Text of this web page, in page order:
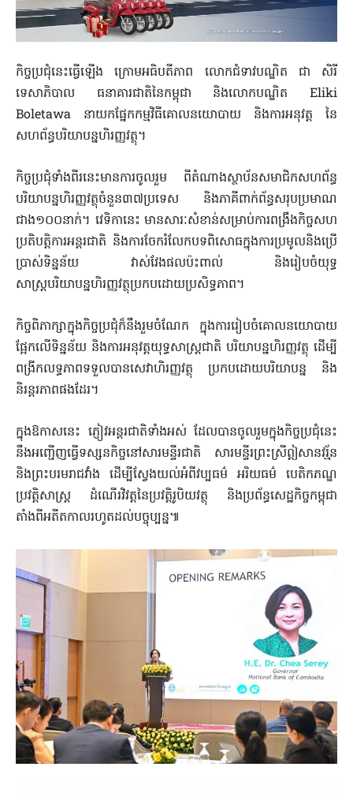
កិច្ចប្រជុំនេះធ្វើឡើង ក្រោមអធិបតីភាព លោកជំទាវបណ្ឌិត ជា សិរី
ទេសាភិបាល ធនាគារជាតិនៃកម្ពុជា និងលោកបណ្ឌិត Eliki
Boletawa នាយកផ្នែកកម្មវិធីគោលនយោបាយ និងការអនុវត្ត នៃ
សហព័ន្ធបរិយាបន្នហិរញ្ញវត្ថុ។
កិច្ចប្រជុំទាំងពីរនេះមានការចូលរួម ពីតំណាងស្ថាប័នសមាជិកសហព័ន្ធ
បរិយាបន្នហិរញ្ញវត្ថុចំនួន៣៧ប្រទេស និងភាគីពាក់ព័ន្ធសរុបប្រមាណ
ជាង១០០នាក់។ វេទិកានេះ មានសារៈសំខាន់សម្រាប់ការពង្រឹងកិច្ចសហ
ប្រតិបត្តិការអន្តរជាតិ និងការចែករំលែកបទពិសោធក្នុងការប្រមូលនិងប្រើ
ប្រាស់ទិន្នន័យ វាស់វែងផលប៉ះពាល់ និងរៀបចំយុទ្ធ
សាស្ត្របរិយាបន្នហិរញ្ញវត្ថុប្រកបដោយប្រសិទ្ធភាព។
កិច្ចពិភាក្សាក្នុងកិច្ចប្រជុំក៏នឹងរួមចំណែក ក្នុងការរៀបចំគោលនយោបាយ
ផ្អែកលើទិន្នន័យ និងការអនុវត្តយុទ្ធសាស្ត្រជាតិ បរិយាបន្នហិរញ្ញវត្ថុ ដើម្បី
ពង្រីកលទ្ធភាពទទួលបានសេវាហិរញ្ញវត្ថុ ប្រកបដោយបរិយាបន្ន និង
និរន្តរភាពផងដែរ។
ក្នុងឱកាសនេះ ភ្ញៀវអន្តរជាតិទាំងអស់ ដែលបានចូលរួមក្នុងកិច្ចប្រជុំនេះ
នឹងអញ្ជើញធ្វើទស្សនកិច្ចនៅសារមន្ទីរជាតិ សារមន្ទីរព្រះស្រីឦសានវរ្ម័ន
និងព្រះបរមរាជវាំង ដើម្បីស្វែងយល់អំពីវប្បធម៌ អរិយធម៌ បេតិកភណ្ឌ
ប្រវត្តិសាស្ត្រ ដំណើរវិវត្តនៃប្រវត្តិរូបិយវត្ថុ និងប្រព័ន្ធសេដ្ឋកិច្ចកម្ពុជា
តាំងពីអតីតកាលរហូតដល់បច្ចុប្បន្ន៕